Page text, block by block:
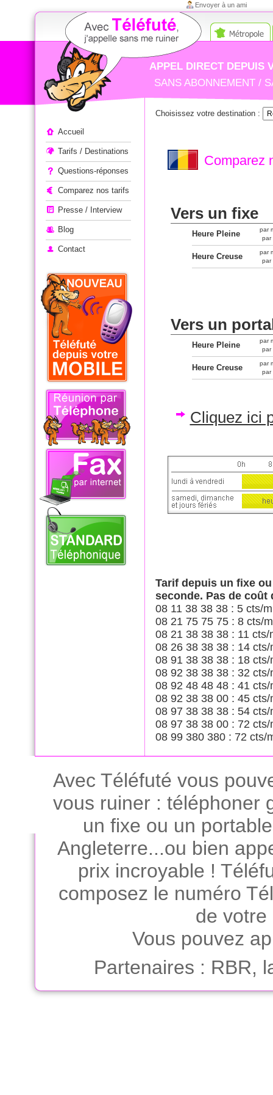
Envoyer à un ami
APPEL DIRECT DEPUIS
SANS ABONNEMENT /
Accueil
Tarifs / Destinations
Questions-réponses
Comparez nos tarifs
Presse / Interview
Blog
Contact
Choisissez votre destination :
Comparez
Vers un fixe
Heure Pleine
par
par
Heure Creuse
par
par
Vers un
Heure Pleine
par
par
Heure Creuse
par
par
Cliquez ici
Tarif depuis un fixe
seconde. Pas de coût
08 11 38 38 38 : 5 cts/
08 21 75 75 75 : 8 cts/
08 21 38 38 38 : 11 cts/
08 26 38 38 38 : 14 cts/
08 91 38 38 38 : 18 cts/
08 92 38 38 38 : 32 cts/
08 92 48 48 48 : 41 cts/
08 92 38 38 00 : 45 cts/
08 97 38 38 38 : 54 cts/
08 97 38 38 00 : 72 cts/
08 99 380 380 : 72 cts/
Avec Téléfuté vous
vous ruiner : téléphoner
un fixe ou un
Angleterre...ou bien
prix incroyable !
composez le numéro
de votre
Vous pouvez
Partenaires : RBR,